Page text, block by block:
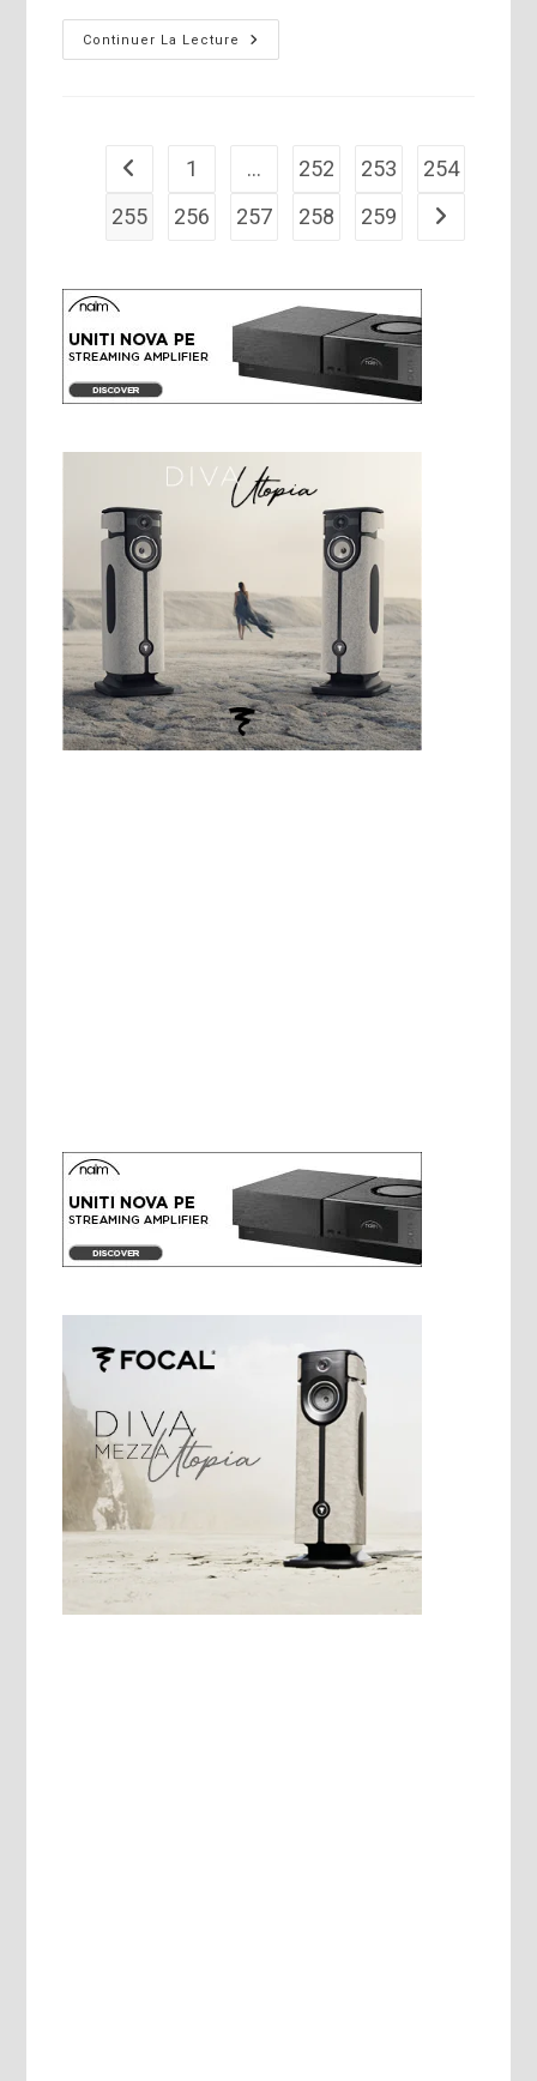
Continuer La Lecture
Journée
Hommage
Go to the previous page
1 … 252 253
254
255
256 257 258 259 Aller à la